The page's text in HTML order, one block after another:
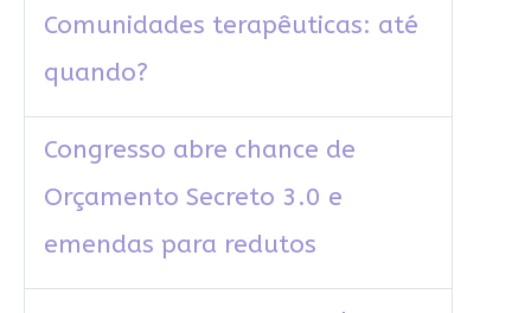
Comunidades terapêuticas: até
quando?
Congresso abre chance de
Orçamento Secreto 3.0 e
emendas para redutos